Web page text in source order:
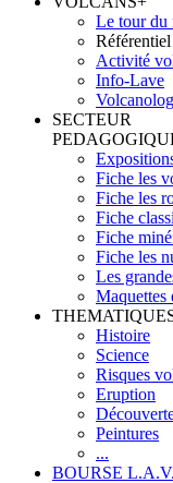
Le tour du
Activité
Info-Lave
SECTEUR
Fiche les
Fiche les
Fiche
Fiche
Fiche les
Les
Maquettes
Histoire
Science
Risques
Eruption
Peintures
...
BOURSE